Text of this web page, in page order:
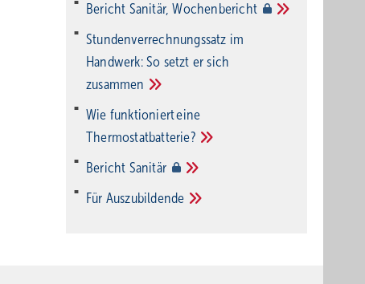
Bericht Sanitär,Wochenbericht
Stundenverrechnungssatz im
Handwerk: So setzt er sich
zusammen
Wie funktioniert eine
Thermostatbatterie?
Bericht Sanitär
Für Auszubildende